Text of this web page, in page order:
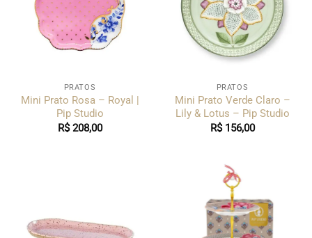
PRATOS
Mini Prato Rosa – Royal |
Pip Studio
R$208,00
PRATOS
Mini Prato Verde Claro –
Lily & Lotus – Pip Studio
R$156,00